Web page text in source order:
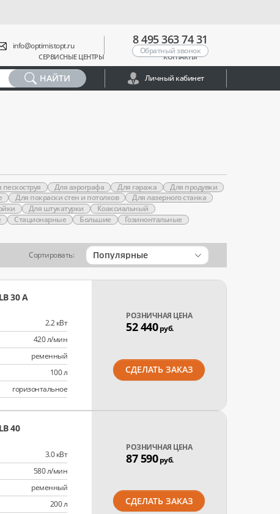
СЕРВИСНЫЕ ЦЕНТРЫ КОНТАКТЫ
info@optimistopt.ru 8 495 363 74 31
Обратный звонок
НАЙТИ Личный кабинет
пескоструя Для аэрографа Для гаража
Для продувки
Для покраски стен и потолков
Для лазерного станка
Для штукатурки
Коаксиальный
Стационарные Большие Гозинонтальные
Сортировать: Популярные
30 A
2.2 кВт
420 л/мин
ременный
100 л
горизонтальное
РОЗНИЧНАЯ ЦЕНА
52 440руб.
СДЕЛАТЬ ЗАКАЗ
40
3.0 кВт
580 л/мин
ременный
200 л
РОЗНИЧНАЯ ЦЕНА
87 590руб.
СДЕЛАТЬ ЗАКАЗ